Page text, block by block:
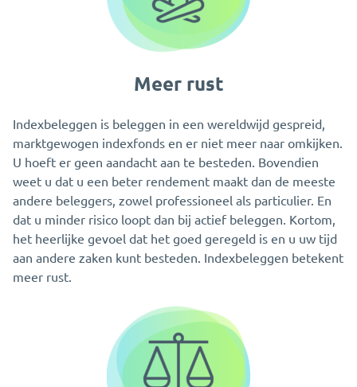
Meer rust
Indexbeleggen is beleggen in een wereldwijd gespreid,
marktgewogen indexfonds en er niet meer naar omkijken.
U hoeft er geen aandacht aan te besteden. Bovendien
weet u dat u een beter rendement maakt dan de meeste
andere beleggers, zowel professioneel als particulier. En
dat u minder risico loopt dan bij actief beleggen. Kortom,
het heerlijke gevoel dat het goed geregeld is en u uw tijd
aan andere zaken kunt besteden. Indexbeleggen betekent
meer rust.